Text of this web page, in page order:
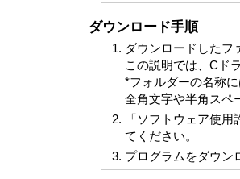
ダウンロード手順
ダウンロードしたフ
この説明では、Cド
*フォルダーの名称
全角文字や半角スペ
「ソフトウェア使
てください。
プログラムをダウン